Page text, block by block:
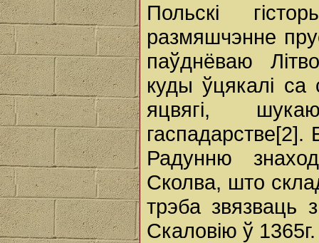
Польскі
размяшчэнне
паўднёваю
куды ўцякалі са
яцвягі,
Радунню
Сколва, што
трэба звязваць
Скаловію ў 1365г.